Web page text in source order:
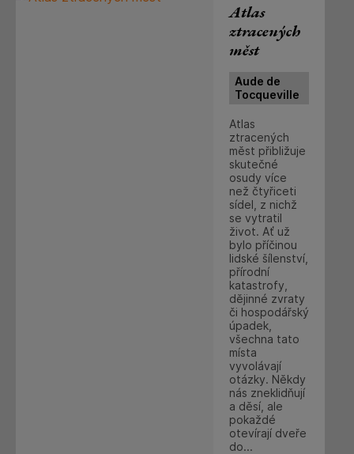
Atlas
ztracených
měst
Aude de
Tocqueville
Atlas
ztracených
měst přibližuje
skutečné
osudy více
než čtyřiceti
sídel, z nichž
se vytratil
život. Ať už
bylo příčinou
lidské šílenství,
přírodní
katastrofy,
dějinné zvraty
či hospodářský
úpadek,
všechna tato
místa
vyvolávají
otázky. Někdy
nás zneklidňují
a děsí, ale
pokaždé
otevírají dveře
do...